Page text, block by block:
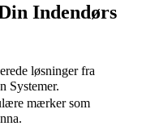
Indendørs
løsninger fra
Systemer.
mærker som